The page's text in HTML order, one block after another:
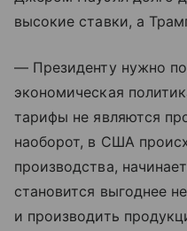
высокие ставки, а
— Президенту нужно
экономическая
тарифы не являются
наоборот, в США
производства,
становится выгоднее
и производить